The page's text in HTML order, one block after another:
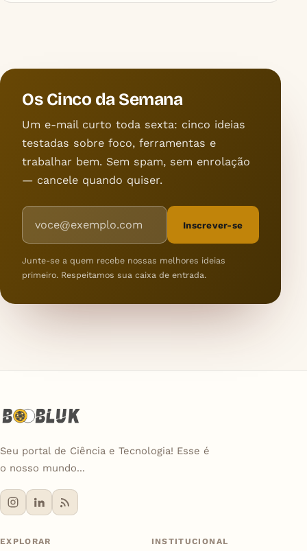
Os Cinco da Semana
Um e-mail curto toda sexta: cinco ideias
testadas sobre foco, ferramentas e
trabalhar bem. Sem spam, sem enrolação
— cancele quando quiser.
Endereço de e-mail
Inscrever-se
Junte-se a quem recebe nossas melhores ideias
primeiro. Respeitamos sua caixa de entrada.
Seu portal de Ciência e Tecnologia! Esse é
o nosso mundo...
EXPLORAR INSTITUCIONAL